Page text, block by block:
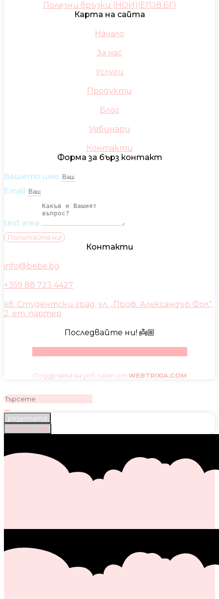
Полезни връзки (НОИ)(ЕГОВ.БГ)
Карта на сайта
Начало
За нас
Услуги
Продукти
Блог
Уебинари
Контакти
Форма за бърз контакт
Вашето име
Email
text area
Попитайте ни!
Контакти
info@bebe.bg
+359 88 723 4427
кв. Студентски град, ул. „Проф. Александър Фол“,
2, ет. партер
Последвайте ни! 👼🏼
Поддръжка на уеб сайт от WEBTRIXIA.COM
резултата
Виж всички